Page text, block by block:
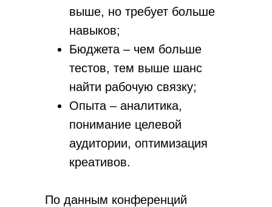
выше, но требует больше
навыков;
Бюджета – чем больше
тестов, тем выше шанс
найти рабочую связку;
Опыта – аналитика,
понимание целевой
аудитории, оптимизация
креативов.
По данным конференций